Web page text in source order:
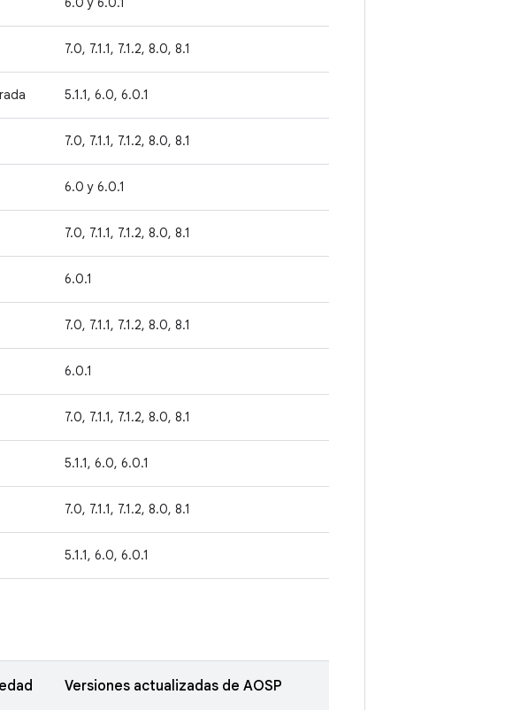
7.0, 7.1.1, 7.1.2, 8.0, 8.1
5.1.1, 6.0, 6.0.1
7.0, 7.1.1, 7.1.2, 8.0, 8.1
6.0 y 6.0.1
7.0, 7.1.1, 7.1.2, 8.0, 8.1
6.0.1
7.0, 7.1.1, 7.1.2, 8.0, 8.1
6.0.1
7.0, 7.1.1, 7.1.2, 8.0, 8.1
5.1.1, 6.0, 6.0.1
7.0, 7.1.1, 7.1.2, 8.0, 8.1
5.1.1, 6.0, 6.0.1
Versiones actualizadas de AOSP